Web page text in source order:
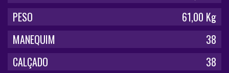
PESO
61,00 Kg
MANEQUIM
38
CALÇADO
38